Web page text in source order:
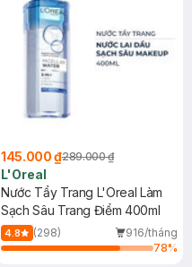
145.000 ₫289.000 ₫
L'Oreal
Nước Tẩy Trang L'Oreal Làm
Sạch Sâu Trang Điểm 400ml
4.8 (298)
916/tháng
78%